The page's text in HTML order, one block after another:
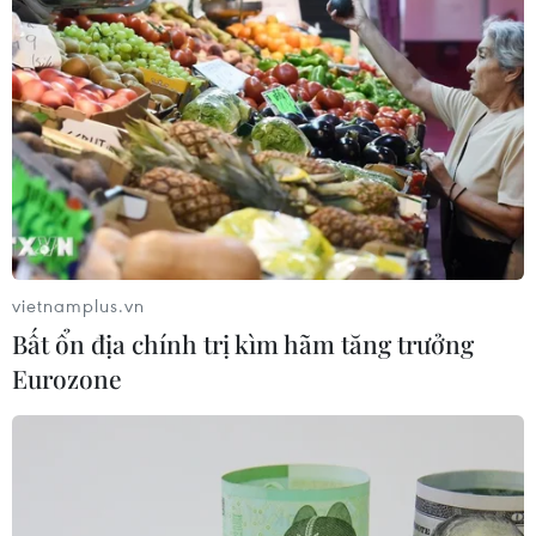
Tổng thống Cộng hòa Bashkortostan, Rustem Makhitov
cho biết Cộng hòa Bashkortostan sẵn sàng thảo luận bất
cứ phương án hợp tác nào với doanh nghiệp Việt Nam.
vietnamplus.vn
Bất ổn địa chính trị kìm hãm tăng trưởng
Eurozone